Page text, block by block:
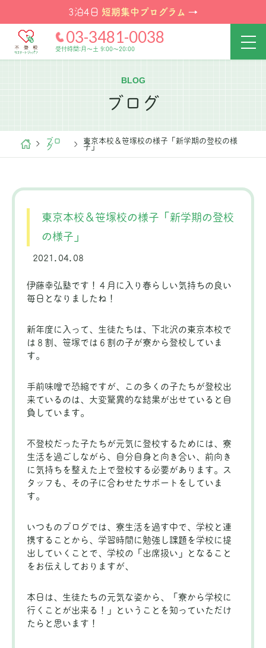
3泊4日 短期集中プログラム →
03-3481-0038
受付時間:月～土 9:00～20:00
BLOG
ブログ
ブロ
グ
東京本校＆笹塚校の様子「新学期の登校の様
子」
東京本校＆笹塚校の様子「新学期の登校
の様子」
2021.04.08
伊藤幸弘塾です！４月に入り春らしい気持ちの良い
毎日となりましたね！
新年度に入って、生徒たちは、下北沢の東京本校で
は８割、笹塚では６割の子が寮から登校していま
す。
手前味噌で恐縮ですが、この多くの子たちが登校出
来ているのは、大変驚異的な結果が出せていると自
負しています。
不登校だった子たちが元気に登校するためには、寮
生活を過ごしながら、自分自身と向き合い、前向き
に気持ちを整えた上で登校する必要があります。ス
タッフも、その子に合わせたサポートをしていま
す。
いつものブログでは、寮生活を過す中で、学校と連
携することから、学習時間に勉強し課題を学校に提
出していくことで、学校の「出席扱い」となること
をお伝えしておりますが、
本日は、生徒たちの元気な姿から、「寮から学校に
行くことが出来る！」ということを知っていただけ
たらと思います！